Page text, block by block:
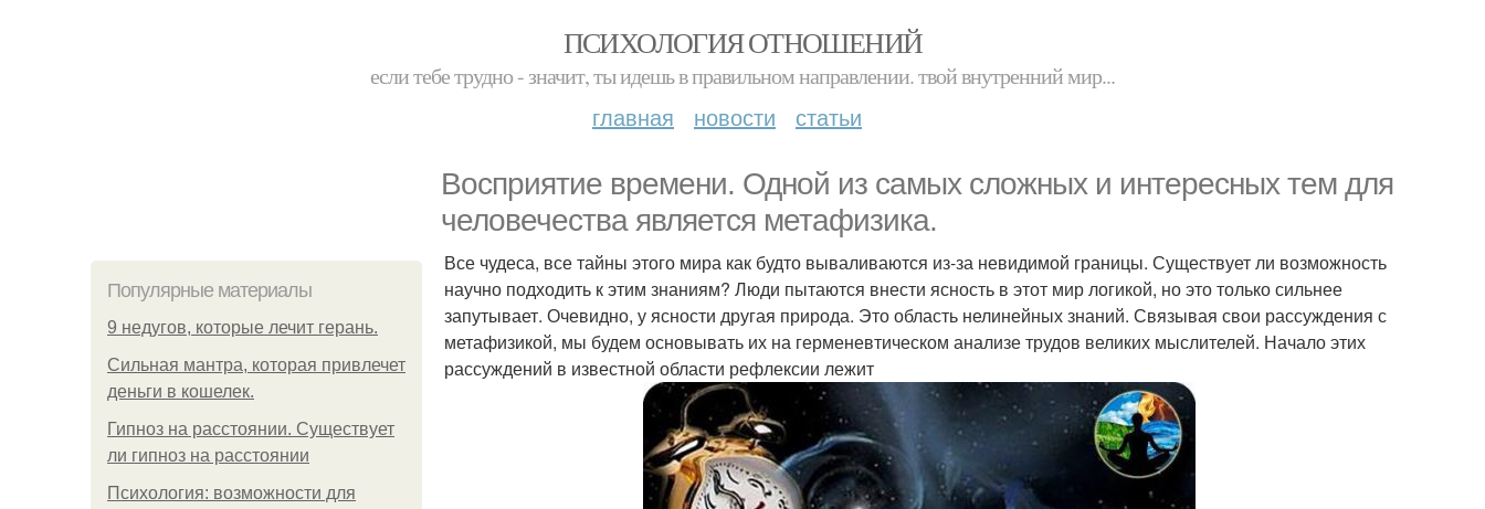
ПСИХОЛОГИЯ ОТНОШЕНИЙ
если тебе трудно - значит, ты идешь в правильном направлении. твой внутренний мир...
главная новости статьи
Восприятие времени. Одной из самых сложных и интересных тем для
человечества является метафизика.
Популярные материалы
9 недугов, которые лечит герань.
Сильная мантра, которая привлечет
деньги в кошелек.
Гипноз на расстоянии. Существует
ли гипноз на расстоянии
Психология: возможности для
Все чудеса, все тайны этого мира как будто вываливаются из-за невидимой границы. Существует ли возможность
научно подходить к этим знаниям? Люди пытаются внести ясность в этот мир логикой, но это только сильнее
запутывает. Очевидно, у ясности другая природа. Это область нелинейных знаний. Связывая свои рассуждения с
метафизикой, мы будем основывать их на герменевтическом анализе трудов великих мыслителей. Начало этих
рассуждений в известной области рефлексии лежит